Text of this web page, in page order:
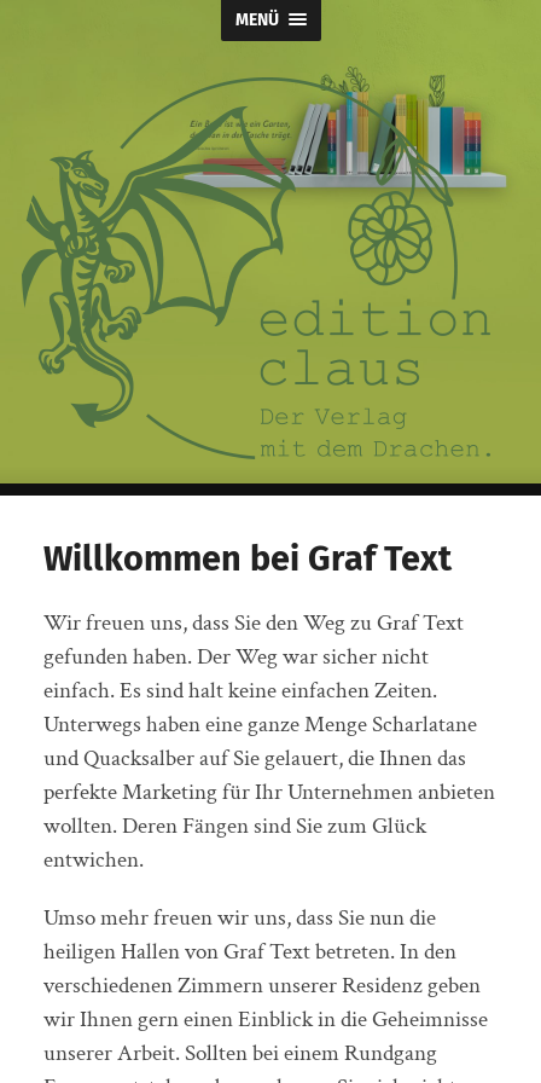
MENÜ
Claus
Verlag
Willkommen bei Graf Text
Wir freuen uns, dass Sie den Weg zu Graf Text
gefunden haben. Der Weg war sicher nicht
einfach. Es sind halt keine einfachen Zeiten.
Unterwegs haben eine ganze Menge Scharlatane
und Quacksalber auf Sie gelauert, die Ihnen das
perfekte Marketing für Ihr Unternehmen anbieten
wollten. Deren Fängen sind Sie zum Glück
entwichen.
Umso mehr freuen wir uns, dass Sie nun die
heiligen Hallen von Graf Text betreten. In den
verschiedenen Zimmern unserer Residenz geben
wir Ihnen gern einen Einblick in die Geheimnisse
unserer Arbeit. Sollten bei einem Rundgang